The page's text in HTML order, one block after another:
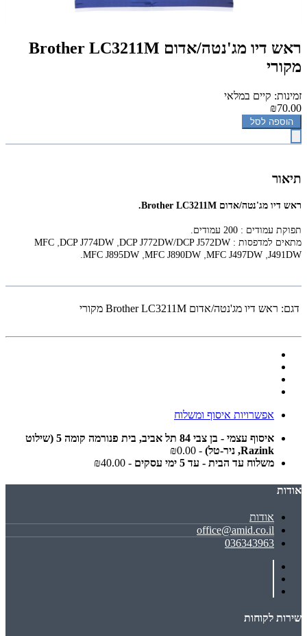
‏ראש דיו מג'נטה/אדום Brother LC3211M
מקורי
זמינות: קיים במלאי
₪70.00
הוספה לסל
תיאור
‏ראש דיו מג'נטה/אדום Brother LC3211M.
תפוקת עמודים : 200 עמודים.
מתאים למדפסות : DCP J772DW/DCP J572DW
,
DCP J774DW
,
MFC
J491DW
,
MFC J497DW
,
MFC J890DW
,
MFC J895DW
.
דגם: ‏ראש דיו מג'נטה/אדום Brother LC3211M מקורי
אפשרויות איסוף ומשלוח
איסוף עצמי - בן צבי 84 תל אביב, בית פנורמה קומה 5 (שילוט
Razink, ניר-טל)
- ₪0.00
משלוח עד הבית - עד 5 ימי עסקים
- ₪40.00
אודות
אודות
office@amid.co.il
036343963
שירות לקוחות